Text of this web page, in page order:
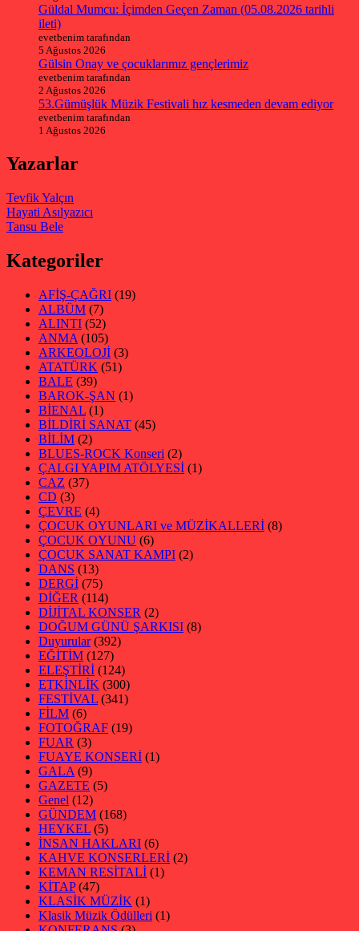
Güldal Mumcu: İçimden Geçen Zaman (05.08.2026 tarihli
ileti)
evetbenim tarafından
5 Ağustos 2026
Gülsin Onay ve çocuklarımız gençlerimiz
evetbenim tarafından
2 Ağustos 2026
53.Gümüşlük Müzik Festivali hız kesmeden devam ediyor
evetbenim tarafından
1 Ağustos 2026
Yazarlar
Tevfik Yalçın
Hayati Asılyazıcı
Tansu Bele
Kategoriler
AFİŞ-ÇAĞRI (19)
ALBÜM (7)
ALINTI (52)
ANMA (105)
ARKEOLOJİ (3)
ATATÜRK (51)
BALE (39)
BAROK-ŞAN (1)
BİENAL (1)
BİLDİRİ SANAT (45)
BİLİM (2)
BLUES-ROCK Konseri (2)
ÇALGI YAPIM ATÖLYESİ (1)
CAZ (37)
CD (3)
ÇEVRE (4)
ÇOCUK OYUNLARI ve MÜZİKALLERİ (8)
ÇOCUK OYUNU (6)
ÇOCUK SANAT KAMPI (2)
DANS (13)
DERGİ (75)
DİĞER (114)
DİJİTAL KONSER (2)
DOĞUM GÜNÜ ŞARKISI (8)
Duyurular(392)
EĞİTİM (127)
ELEŞTİRİ (124)
ETKİNLİK (300)
FESTİVAL (341)
FİLM (6)
FOTOĞRAF (19)
FUAR (3)
FUAYE KONSERİ (1)
GALA (9)
GAZETE (5)
Genel (12)
GÜNDEM (168)
HEYKEL (5)
İNSAN HAKLARI (6)
KAHVE KONSERLERİ (2)
KEMAN RESİTALİ (1)
KİTAP(47)
KLASİK MÜZİK (1)
Klasik Müzik Ödülleri (1)